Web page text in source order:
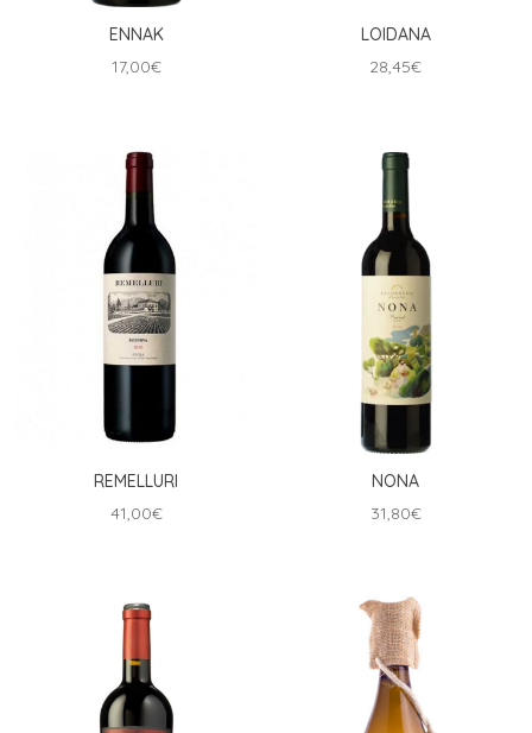
ENNAK
17,00€
LOIDANA
28,45€
REMELLURI
41,00€
NONA
31,80€